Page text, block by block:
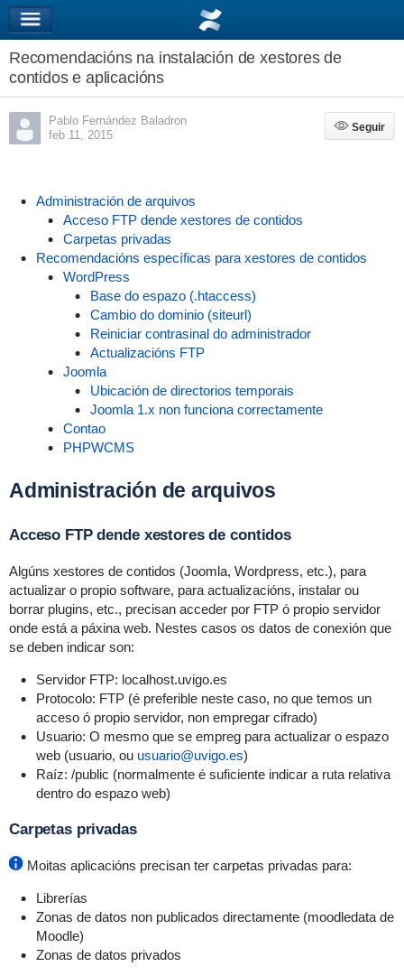
Recomendacións na instalación de xestores de
contidos e aplicacións
Pablo Fernández Baladron
feb 11, 2015
Seguir
Seguir
Administración de arquivos
Acceso FTP dende xestores de contidos
Carpetas privadas
Recomendacións específicas para xestores de contidos
WordPress
Base do espazo (.htaccess)
Cambio do dominio (siteurl)
Reiniciar contrasinal do administrador
Actualizacións FTP
Joomla
Ubicación de directorios temporais
Joomla 1.x non funciona correctamente
Contao
PHPWCMS
Administración de arquivos
Acceso FTP dende xestores de contidos
Algúns xestores de contidos (Joomla, Wordpress, etc.), para
actualizar o propio software, para actualizacións, instalar ou
borrar plugins, etc., precisan acceder por FTP ó propio servidor
onde está a páxina web. Nestes casos os datos de conexión que
se deben indicar son:
Servidor FTP: localhost.uvigo.es
Protocolo: FTP (é preferible neste caso, no que temos un
acceso ó propio servidor, non empregar cifrado)
Usuario: O mesmo que se empreg para actualizar o espazo
web (usuario, ou usuario@uvigo.es)
Raíz: /public (normalmente é suficiente indicar a ruta relativa
dentro do espazo web)
Carpetas privadas
Moitas aplicacións precisan ter carpetas privadas para:
Librerías
Zonas de datos non publicados directamente (moodledata de
Moodle)
Zonas de datos privados